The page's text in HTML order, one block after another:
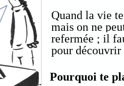
Quand la vie
mais on ne
refermée ; il
pour découvrir
Pourquoi te